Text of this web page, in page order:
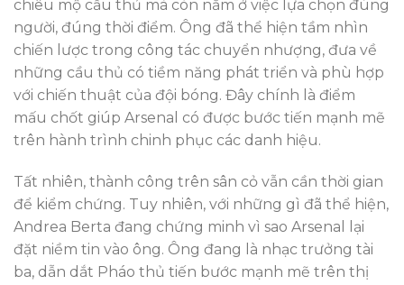
chiêu mộ cầu thủ mà còn nằm ở việc lựa chọn đúng
người, đúng thời điểm. Ông đã thể hiện tầm nhìn
chiến lược trong công tác chuyển nhượng, đưa về
những cầu thủ có tiềm năng phát triển và phù hợp
với chiến thuật của đội bóng. Đây chính là điểm
mấu chốt giúp Arsenal có được bước tiến mạnh mẽ
trên hành trình chinh phục các danh hiệu.
Tất nhiên, thành công trên sân cỏ vẫn cần thời gian
để kiểm chứng. Tuy nhiên, với những gì đã thể hiện,
Andrea Berta đang chứng minh vì sao Arsenal lại
đặt niềm tin vào ông. Ông đang là nhạc trưởng tài
ba, dẫn dắt Pháo thủ tiến bước mạnh mẽ trên thị